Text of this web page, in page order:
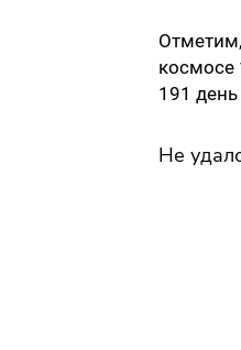
космосе
191
Не